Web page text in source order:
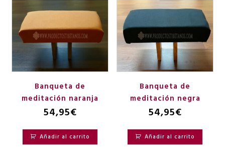
Banqueta de
meditación naranja
54,95€
Añadir al carrito
Banqueta de
meditación negra
54,95€
Añadir al carrito